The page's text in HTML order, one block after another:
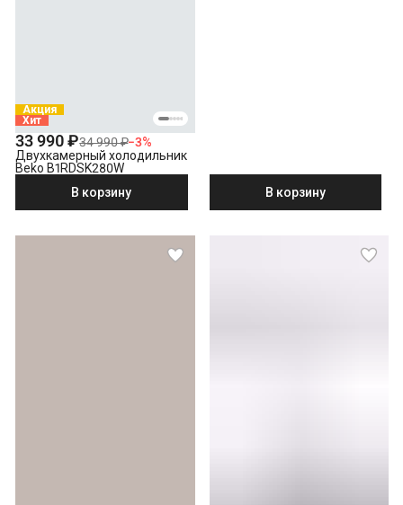
Акция
Хит
33 990 ₽34 990 ₽−3%
Двухкамерный холодильник
Beko B1RDSK280W
В корзину
В корзину